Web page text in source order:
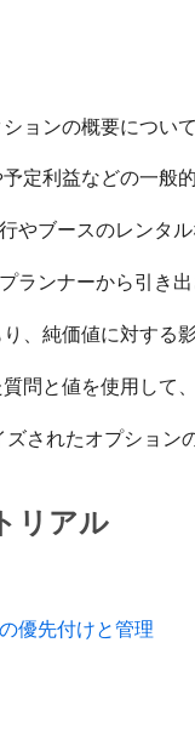
ョンの概要について
定利益などの一般
ブースのレンタル
ランナーから引き
、純価値に対する影
問と値を使用して
されたオプション
リアル
優先付けと管理